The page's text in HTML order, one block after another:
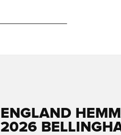
ENGLAND
2026